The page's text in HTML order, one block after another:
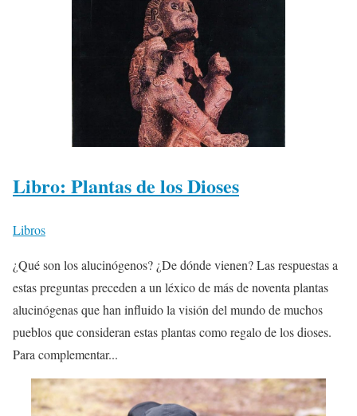
Libro: Plantas de los Dioses
Libros
¿Qué son los alucinógenos? ¿De dónde vienen? Las respuestas a
estas preguntas preceden a un léxico de más de noventa plantas
alucinógenas que han influido la visión del mundo de muchos
pueblos que consideran estas plantas como regalo de los dioses.
Para complementar...